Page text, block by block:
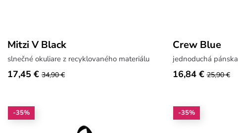
Mitzi V Black
slnečné okuliare z recyklovaného materiálu
17,45 € 34,90 €
Crew Blue
16,84 € 25,90 €
-35% -35%